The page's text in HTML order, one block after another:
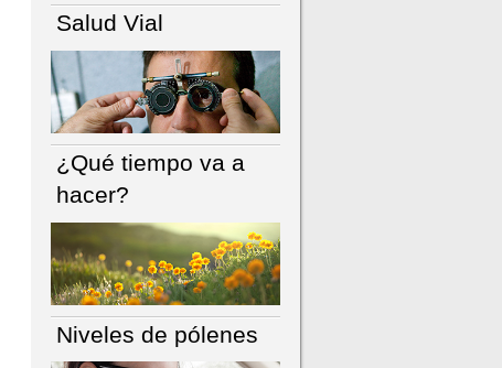
Salud Vial
¿Qué tiempo va a
hacer?
Niveles de pólenes